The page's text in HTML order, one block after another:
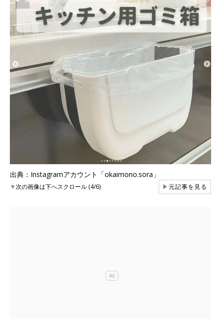
出典：Instagramアカウント「okaimono.sora」
▼次の画像は下へスクロール (4/6) ▶元記事を見る